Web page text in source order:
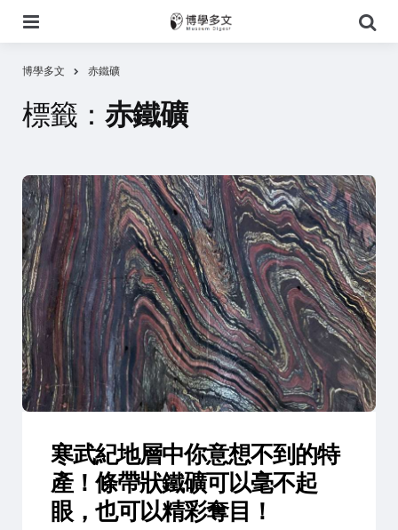
尋
博學多文 赤鐵礦
標籤： 赤鐵礦
寒武紀地層中你意想不到的特
產！條帶狀鐵礦可以毫不起
眼，也可以精彩奪目！